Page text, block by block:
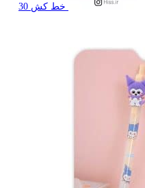
خط کش 30